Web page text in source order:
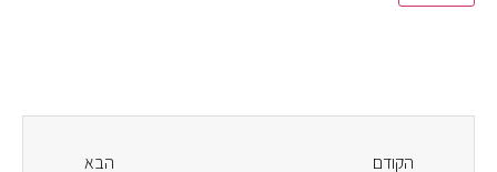
הקודם הבא